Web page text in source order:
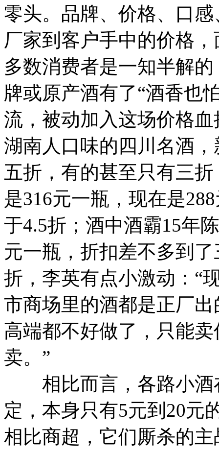
零头。品牌、价格、口
厂家到客户手中的价格
多数消费者是一知半解
牌或原产酒有了“酒香也
流，被动加入这场价格
湖南人口味的四川名酒
五折，有的甚至只有三
是316元一瓶，现在是
于4.5折；酒中酒霸15年
元一瓶，折扣差不多到
折，李英有点小激动：“
市商场里的酒都是正厂
高端都不好做了，只能
卖。”
相比而言，各路小酒
定，本身只有5元到20元
相比商超，它们厮杀的